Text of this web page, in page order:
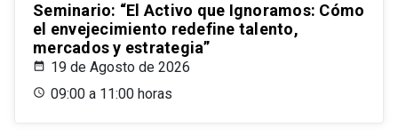
Seminario: “El Activo que Ignoramos: Cómo
el envejecimiento redefine talento,
mercados y estrategia”
19 de Agosto de 2026
09:00 a 11:00 horas